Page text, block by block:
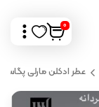
0
عطر ادکلن مارلی